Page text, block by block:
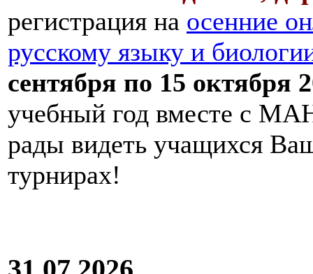
регистрация на осенние
русскому языку и
сентября по 15 октября
учебный год вместе с
рады видеть учащихся
турнирах!